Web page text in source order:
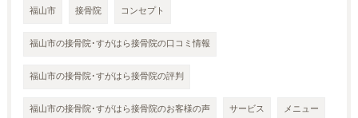
福山市 接骨院 コンセプト
福山市の接骨院･すがはら接骨院の口コミ情報
福山市の接骨院･すがはら接骨院の評判
福山市の接骨院･すがはら接骨院のお客様の声 サービス メニュー